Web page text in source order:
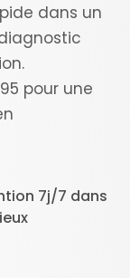
dans un
pour une
7j/7 dans